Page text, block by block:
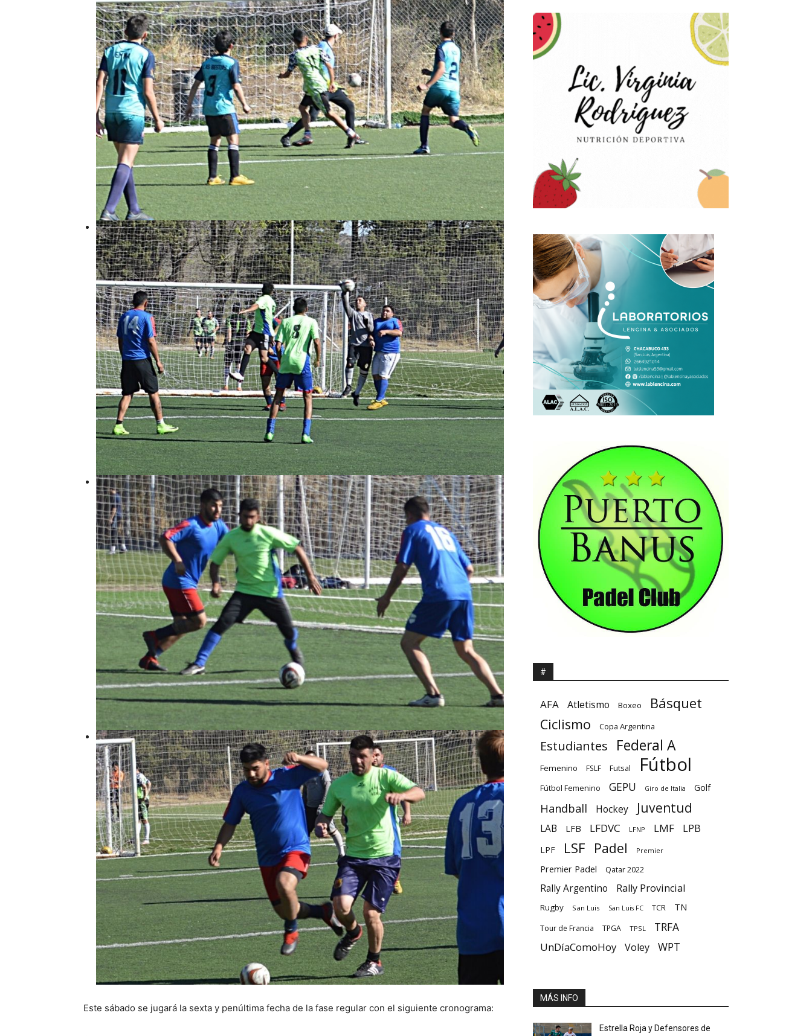
Este sábado se jugará la sexta y penúltima fecha de la fase regular con el siguiente cronograma:
#
AFA Atletismo Boxeo Básquet
Ciclismo Copa Argentina
Estudiantes Federal A
Femenino FSLF Futsal Fútbol
Fútbol Femenino GEPU Giro de Italia Golf
Handball Hockey Juventud
LAB LFB LFDVC LFNP LMF LPB
LPF LSF Padel Premier
Premier Padel Qatar 2022
Rally Argentino Rally Provincial
Rugby San Luis San Luis FC TCR TN
Tour de Francia TPGA TPSL TRFA
UnDíaComoHoy Voley WPT
MÁS INFO
Estrella Roja y Defensores de